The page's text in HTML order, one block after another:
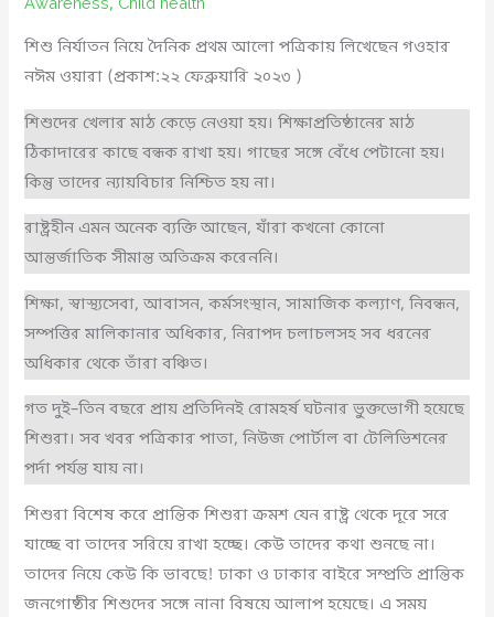
Awareness, Child health
শিশু নির্যাতন নিয়ে দৈনিক প্রথম আলো পত্রিকায় লিখেছেন গওহার
নঈম ওয়ারা (প্রকাশ:২২ ফেব্রুয়ারি ২০২৩ )
শিশুদের খেলার মাঠ কেড়ে নেওয়া হয়। শিক্ষাপ্রতিষ্ঠানের মাঠ
ঠিকাদারের কাছে বন্ধক রাখা হয়। গাছের সঙ্গে বেঁধে পেটানো হয়।
কিন্তু তাদের ন্যায়বিচার নিশ্চিত হয় না।
রাষ্ট্রহীন এমন অনেক ব্যক্তি আছেন, যাঁরা কখনো কোনো
আন্তর্জাতিক সীমান্ত অতিক্রম করেননি।
শিক্ষা, স্বাস্থ্যসেবা, আবাসন, কর্মসংস্থান, সামাজিক কল্যাণ, নিবন্ধন,
সম্পত্তির মালিকানার অধিকার, নিরাপদ চলাচলসহ সব ধরনের
অধিকার থেকে তাঁরা বঞ্চিত।
গত দুই–তিন বছরে প্রায় প্রতিদিনই রোমহর্ষ ঘটনার ভুক্তভোগী হয়েছে
শিশুরা। সব খবর পত্রিকার পাতা, নিউজ পোর্টাল বা টেলিভিশনের
পর্দা পর্যন্ত যায় না।
শিশুরা বিশেষ করে প্রান্তিক শিশুরা ক্রমশ যেন রাষ্ট্র থেকে দূরে সরে
যাচ্ছে বা তাদের সরিয়ে রাখা হচ্ছে। কেউ তাদের কথা শুনছে না।
তাদের নিয়ে কেউ কি ভাবছে! ঢাকা ও ঢাকার বাইরে সম্প্রতি প্রান্তিক
জনগোষ্ঠীর শিশুদের সঙ্গে নানা বিষয়ে আলাপ হয়েছে। এ সময়